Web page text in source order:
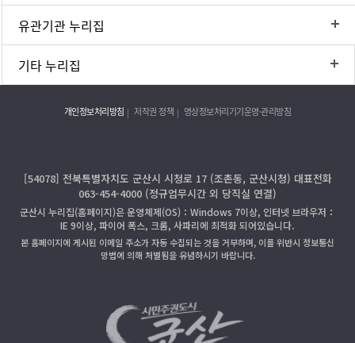
유관기관 누리집
기타 누리집
개인정보처리방침 저작권 정책 영상정보처리기기운영·관리방침
[54078] 전북특별자치도 군산시 시청로 17 (조촌동, 군산시청) 대표전화
063-454-4000 (정규업무시간 외 당직실 연결)
군산시 누리집(홈페이지)은 운영체제(OS)：Windows 7이상, 인터넷 브라우저：
IE 9이상, 파이어 폭스, 크롬, 사파리에 최적화 되어있습니다.
본 홈페이지에 게시된 이메일 주소가 자동 수집되는 것을 거부하며, 이를 위반시 정보통신
망법에 의해 처벌됨을 유념하시기 바랍니다.